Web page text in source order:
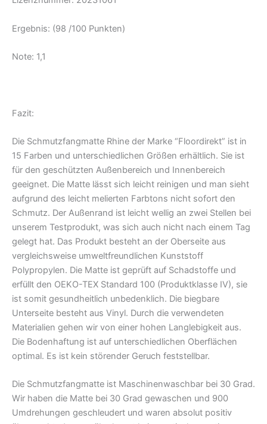
Ergebnis: (98 /100 Punkten)
Note: 1,1
Fazit:
Die Schmutzfangmatte Rhine der Marke “Floordirekt” ist in
15 Farben und unterschiedlichen Größen erhältlich. Sie ist
für den geschützten Außenbereich und Innenbereich
geeignet. Die Matte lässt sich leicht reinigen und man sieht
aufgrund des leicht melierten Farbtons nicht sofort den
Schmutz. Der Außenrand ist leicht wellig an zwei Stellen bei
unserem Testprodukt, was sich auch nicht nach einem Tag
gelegt hat. Das Produkt besteht an der Oberseite aus
vergleichsweise umweltfreundlichen Kunststoff
Polypropylen. Die Matte ist geprüft auf Schadstoffe und
erfüllt den OEKO-TEX Standard 100 (Produktklasse IV), sie
ist somit gesundheitlich unbedenklich. Die biegbare
Unterseite besteht aus Vinyl. Durch die verwendeten
Materialien gehen wir von einer hohen Langlebigkeit aus.
Die Bodenhaftung ist auf unterschiedlichen Oberflächen
optimal. Es ist kein störender Geruch feststellbar.
Die Schmutzfangmatte ist Maschinenwaschbar bei 30 Grad.
Wir haben die Matte bei 30 Grad gewaschen und 900
Umdrehungen geschleudert und waren absolut positiv